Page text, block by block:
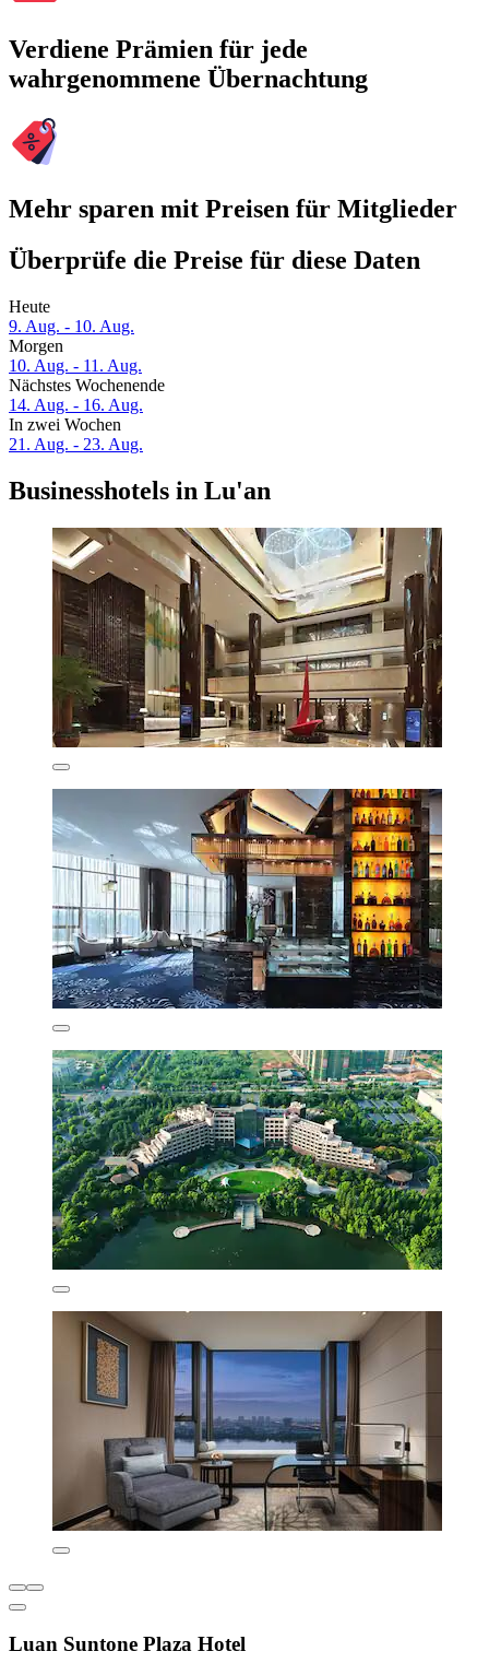
Verdiene Prämien für jede
wahrgenommene Übernachtung
Mehr sparen mit Preisen für Mitglieder
Überprüfe die Preise für diese Daten
Heute
9. Aug. - 10. Aug.
Morgen
10. Aug. - 11. Aug.
Nächstes Wochenende
14. Aug. - 16. Aug.
In zwei Wochen
21. Aug. - 23. Aug.
Businesshotels in Lu'an
Luan Suntone Plaza Hotel